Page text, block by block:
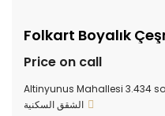
Price on call
Altinyunus Mahallesi 3.434
الشقق السكنية